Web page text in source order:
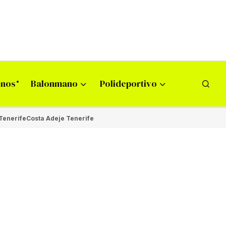
Balonmano Polideportivo
Costa Adeje Tenerife